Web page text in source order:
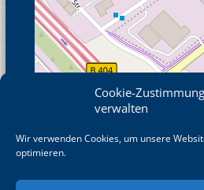
Cookie-Zustimmung
verwalten
Wir verwenden Cookies, um unsere
optimieren.
© OpenStreetMap